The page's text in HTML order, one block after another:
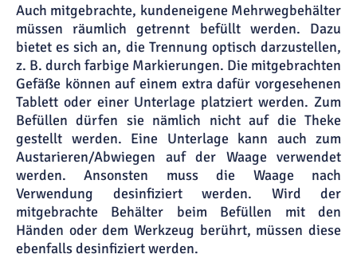
Auch mitgebrachte, kundeneigene Mehrwegbehälter
müssen räumlich getrennt befüllt werden. Dazu
bietet es sich an, die Trennung optisch darzustellen,
z. B. durch farbige Markierungen. Die mitgebrachten
Gefäße können auf einem extra dafür vorgesehenen
Tablett oder einer Unterlage platziert werden. Zum
Befüllen dürfen sie nämlich nicht auf die Theke
gestellt werden. Eine Unterlage kann auch zum
Austarieren/Abwiegen auf der Waage verwendet
werden. Ansonsten muss die Waage nach
Verwendung desinfiziert werden. Wird der
mitgebrachte Behälter beim Befüllen mit den
Händen oder dem Werkzeug berührt, müssen diese
ebenfalls desinfiziert werden.